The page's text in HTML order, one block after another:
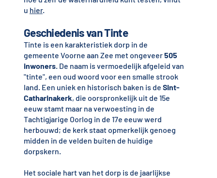
u hier.
Geschiedenis van Tinte
Tinte is een karakteristiek dorp in de
gemeente Voorne aan Zee met ongeveer505
inwoners. De naam is vermoedelijk afgeleid van
"tinte", een oud woord voor een smalle strook
land. Een uniek en historisch baken is de Sint-
Catharinakerk, die oorspronkelijk uit de 15e
eeuw stamt maar na verwoesting in de
Tachtigjarige Oorlog in de 17e eeuw werd
herbouwd; de kerk staat opmerkelijk genoeg
midden in de velden buiten de huidige
dorpskern.
Het sociale hart van het dorp is de jaarlijkse